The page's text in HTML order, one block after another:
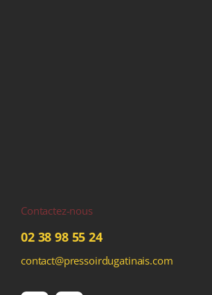
Contactez-nous
02 38 98 55 24
contact@pressoirdugatinais.com